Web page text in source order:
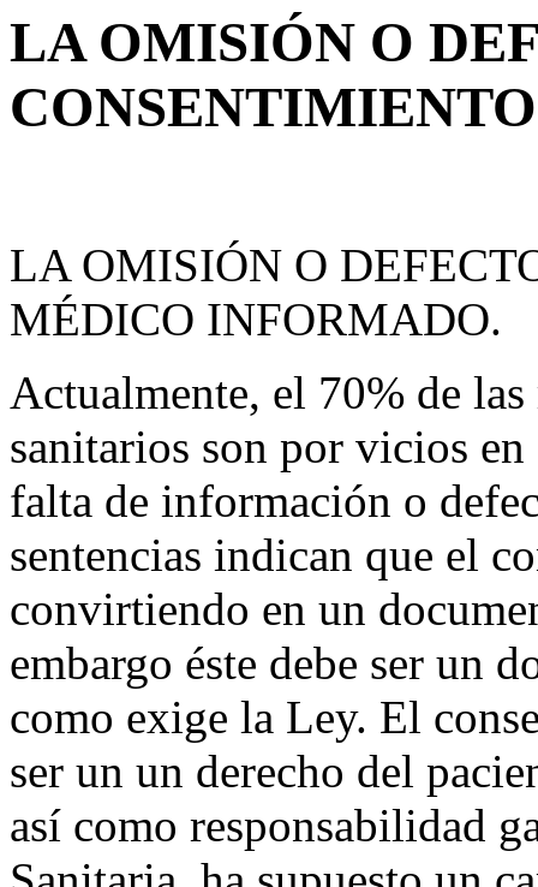
LA OMISIÓN O
LA OMISIÓN O
MÉDICO INFORMADO.
Actualmente, el 70% de
sanitarios son por vicios
falta de información o
sentencias indican que el
convirtiendo en un
embargo éste debe ser un
como exige la Ley. El
ser un un derecho del
así como responsabilidad